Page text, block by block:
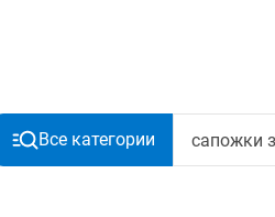
Все категории